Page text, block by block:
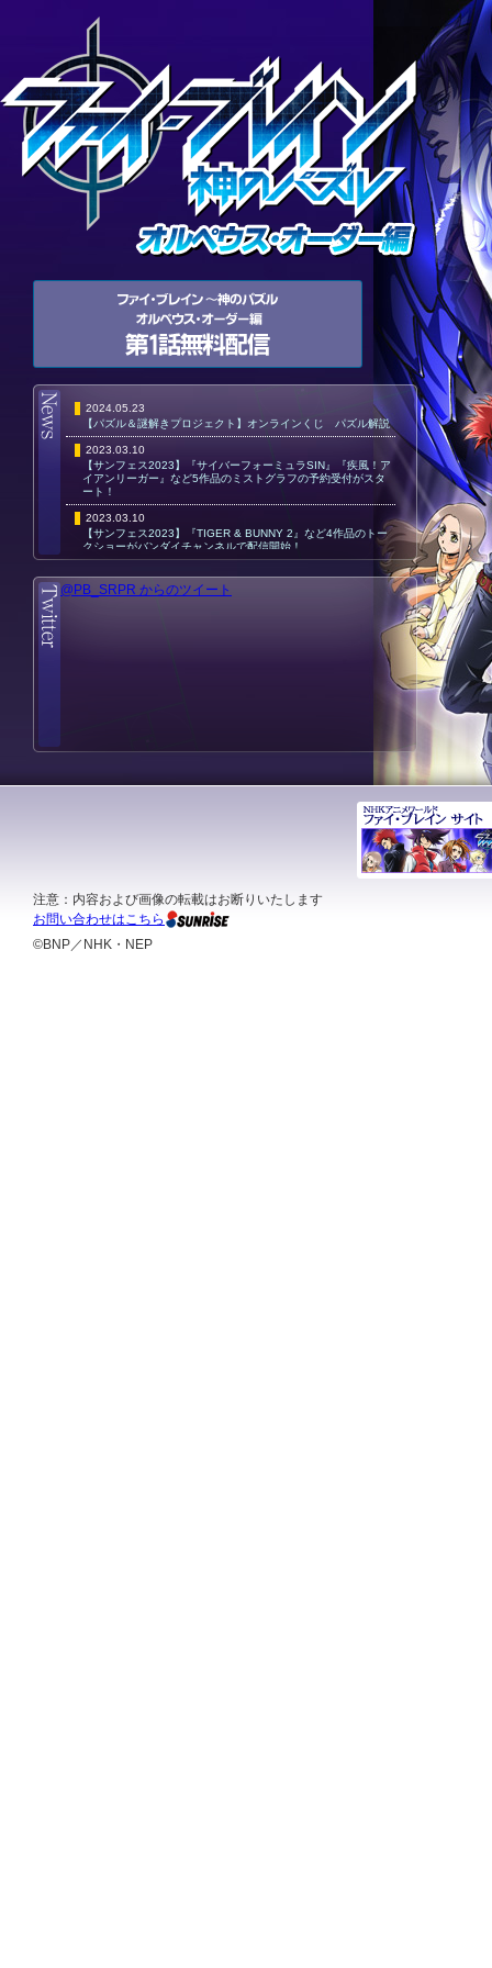
2024.05.23
【パズル＆謎解きプロジェクト】オンラインくじ パズル解説
2023.03.10
【サンフェス2023】『サイバーフォーミュラSIN』『疾風！ア
イアンリーガー』など5作品のミストグラフの予約受付がスタ
ート！
2023.03.10
【サンフェス2023】『TIGER & BUNNY 2』など4作品のトー
クショーがバンダイチャンネルで配信開始！
【サンフェス2023】『ファイ・ブレイン 神のパズル』トーク
ショー オフィシャルレポート
【サンフェス2023】スマートフォン用壁紙をプレゼント！アン
@PB_SRPR からのツイート
注意：内容および画像の転載はお断りいたします
お問い合わせはこちら
©BNP／NHK・NEP